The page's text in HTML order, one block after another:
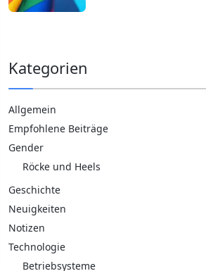
Kategorien
Allgemein
Empfohlene Beiträge
Gender
Röcke und Heels
Geschichte
Neuigkeiten
Notizen
Technologie
Betriebsysteme